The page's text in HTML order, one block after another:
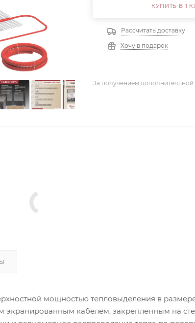
КУПИТЬ В 1
Рассчитать доставку
Хочу в подарок
За получением
мощностью тепловыделения в
экранированным кабелем, закрепленным на